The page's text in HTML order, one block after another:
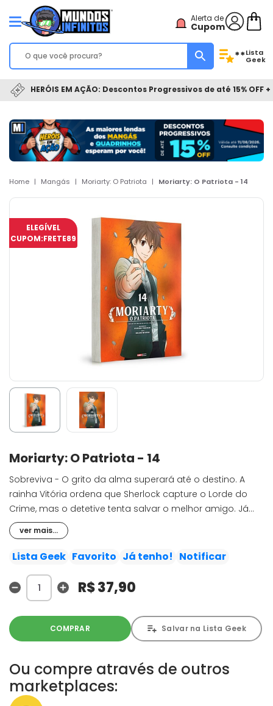
Alerta de
Cupom
**Lista
Geek
HERÓIS EM AÇÃO: Descontos Progressivos de até 15% OFF
Home | Mangás | Moriarty: O Patriota | Moriarty: O Patriota - 14
ELEGÍVEL
CUPOM:FRETE89
Moriarty: O Patriota - 14
Sobreviva - O grito da alma superará até o destino. A
rainha Vitória ordena que Sherlock capture o Lorde do
Crime, mas o detetive tenta salvar o melhor amigo. Já
William, que deseja purificar o Império Britânico com a
própria morte, se aproxima cada vez mais do conhecido
desfecho do "Professor Moriarty". Quando as intenções
Londres é tomada pelas chamas e o caso "O problema
final" avança para seu ápice!!
ver mais...
Lista Geek Favorito Já tenho! Notificar
R$ 37,90
COMPRAR Salvar na Lista Geek
Ou compre através de outros
marketplaces: